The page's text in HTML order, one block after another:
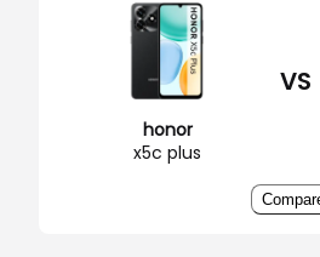
honor
x5c plus
VS